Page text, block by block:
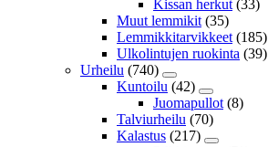
Kissan herkut (33)
Muut lemmikit (35)
Lemmikkitarvikkeet (185)
Ulkolintujen ruokinta (39)
Urheilu (740)
Kuntoilu (42)
Juomapullot (8)
Talviurheilu (70)
Kalastus (217)